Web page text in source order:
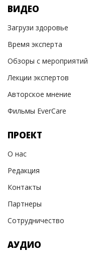
ВИДЕО
Загрузи здоровье
Время эксперта
Обзоры с мероприятий
Лекции экспертов
Авторское мнение
Фильмы EverCare
ПРОЕКТ
О нас
Редакция
Контакты
Партнеры
Сотрудничество
АУДИО